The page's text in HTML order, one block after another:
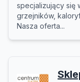
specjalizujący się
grzejników,
Nasza oferta...